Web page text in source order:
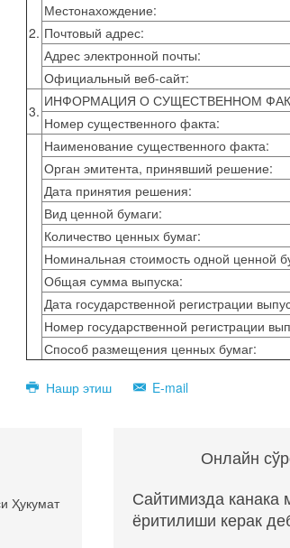
2.
Местонахождение:
Почтовый адрес:
Адрес электронной почты:
Официальный веб-сайт:
3.
ИНФОРМАЦИЯ О СУЩЕСТВЕННОМ
Номер существенного факта:
Наименование существенного факта:
Орган эмитента, принявший решение:
Дата принятия решения:
Вид ценной бумаги:
Количество ценных бумаг:
Номинальная стоимость одной ценной
Общая сумма выпуска:
Дата государственной регистрации
Номер государственной регистрации
Способ размещения ценных бумаг:
Нашр этиш E-mail
Ҳукумат
Онлайн
Сайтимизда канака
ёритилиши керак